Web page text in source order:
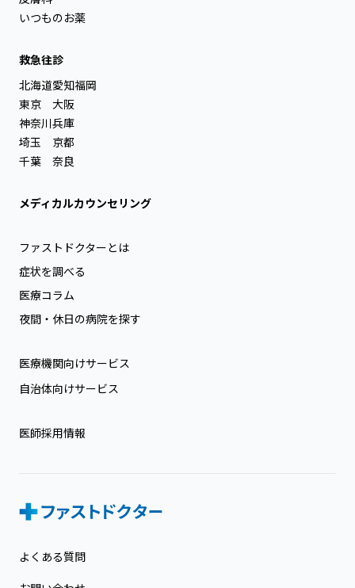
いつものお薬
救急往診
北海道
東京
神奈川
埼玉
千葉
愛知
大阪
兵庫
京都
奈良
福岡
メディカルカウンセリング
ファストドクターとは
症状を調べる
医療コラム
夜間・休日の病院を探す
医療機関向けサービス
自治体向けサービス
医師採用情報
よくある質問